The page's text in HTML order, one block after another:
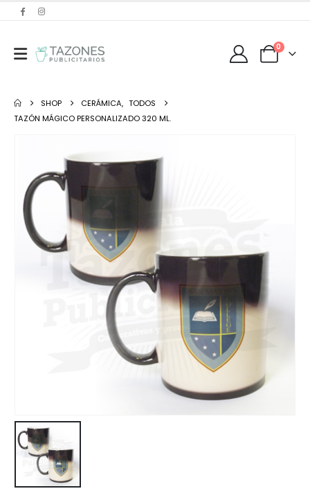
0
SHOP CERÁMICA, TODOS
TAZÓN MÁGICO PERSONALIZADO 320 ML.